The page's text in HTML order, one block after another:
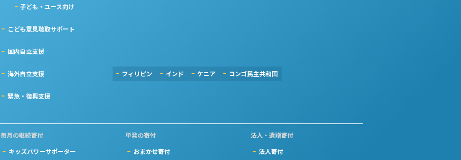
子ども・ユース向け
こども意見聴取サポート
国内自立支援
海外自立支援 フィリピン インド ケニア コンゴ民主共和国
緊急・復興支援
毎月の継続寄付
キッズパワーサポーター
単発の寄付
おまかせ寄付
法人・遺贈寄付
法人寄付